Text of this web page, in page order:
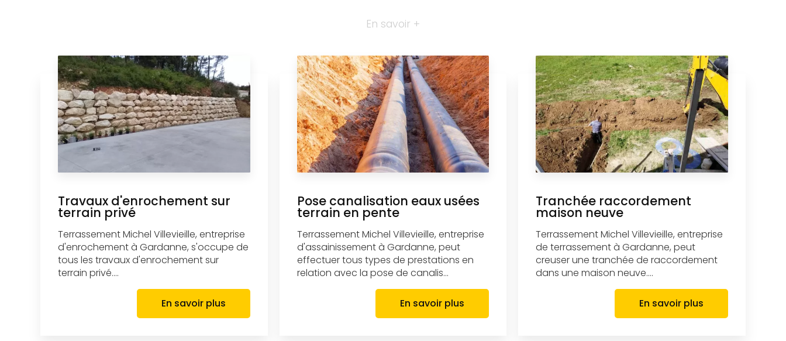
En savoir +
Travaux d'enrochement sur
terrain privé
Terrassement Michel Villevieille, entreprise
d'enrochement à Gardanne, s'occupe de
tous les travaux d'enrochement sur
terrain privé....
En savoir plus
Pose canalisation eaux usées
terrain en pente
Terrassement Michel Villevieille, entreprise
d'assainissement à Gardanne, peut
effectuer tous types de prestations en
relation avec la pose de canalis...
En savoir plus
Tranchée raccordement
maison neuve
Terrassement Michel Villevieille, entreprise
de terrassement à Gardanne, peut
creuser une tranchée de raccordement
dans une maison neuve....
En savoir plus